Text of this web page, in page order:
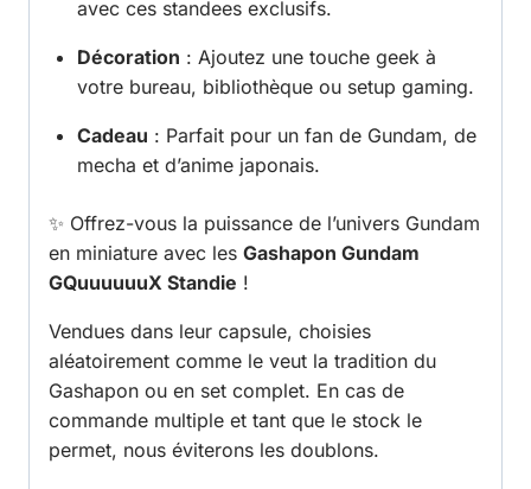
avec ces standees exclusifs.
Décoration : Ajoutez une touche geek à
votre bureau, bibliothèque ou setup gaming.
Cadeau : Parfait pour un fan de Gundam, de
mecha et d’anime japonais.
✨ Offrez-vous la puissance de l’univers Gundam
en miniature avec les Gashapon Gundam
GQuuuuuuX Standie !
Vendues dans leur capsule, choisies
aléatoirement comme le veut la tradition du
Gashapon ou en set complet. En cas de
commande multiple et tant que le stock le
permet, nous éviterons les doublons.